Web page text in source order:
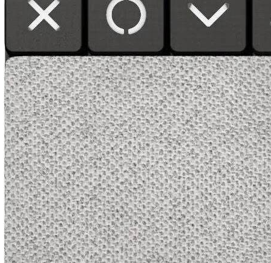
Sammenfattende beskrivelse
Neonate BC-6500D er en solid og elegant babyalarm
med sort plastdesign og stor, klar LCD-skærm. Den
tilbyder tovejskommunikation, vibration og natlys for
diskret, effektiv overvågning. Med Li-Ion-batterier på
cirka 1450 mAh sikres lang driftstid og hurtig
opladning. ECO- og Zero-Radiation-funktioner
minimerer både stråling og strømforbrug. Du får
pålidelig temperaturovervågning, out-of-range alarm
og mulighed for at tilslutte op til tre babyenheder.
Rækkevidden er op til 800 m, standby op til 200 timer,
og dimensionerne er kompakte nok til fleksibel brug i
hjemmet. Designet er skabt med fokus på nordiske
forhold og høj brugervenlighed – en gennemarbejdet
løsning for moderne forældre.